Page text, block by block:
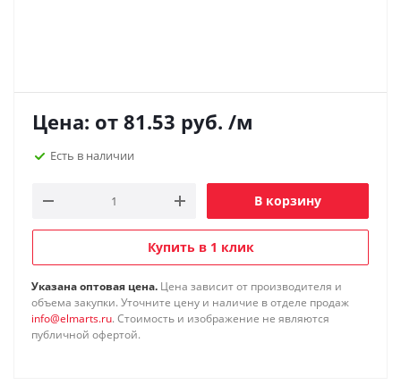
Цена: от 81.53 руб. /м
Есть в наличии
В корзину
Купить в 1 клик
Указана оптовая цена. Цена зависит от производителя и
объема закупки. Уточните цену и наличие в отделе продаж
info@elmarts.ru. Стоимость и изображение не являются
публичной офертой.